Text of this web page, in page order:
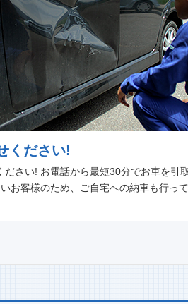
ください!
ださい! お電話から最短30分でお車を引
お客様のため、ご自宅への納車も行っ